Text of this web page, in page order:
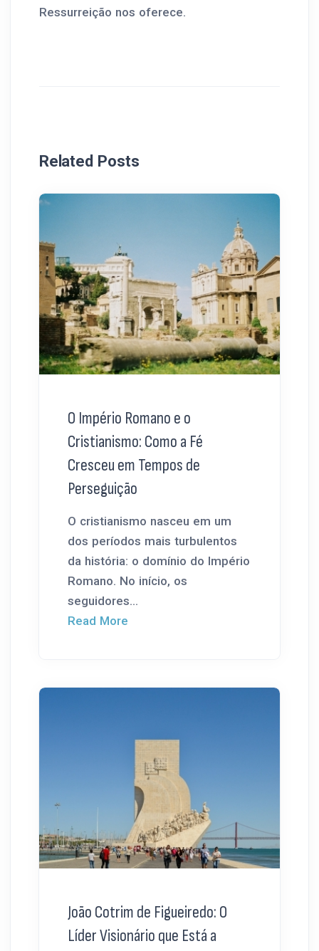
Ressurreição nos oferece.
Related Posts
O Império Romano e o
Cristianismo: Como a Fé
Cresceu em Tempos de
Perseguição
O cristianismo nasceu em um
dos períodos mais turbulentos
da história: o domínio do Império
Romano. No início, os
seguidores...
Read More
João Cotrim de Figueiredo: O
Líder Visionário que Está a